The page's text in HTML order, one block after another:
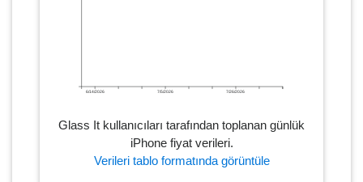
6/14/2026 7/5/2026 7/26/2026
Glass It kullanıcıları tarafından toplanan günlük
iPhone fiyat verileri.
Verileri tablo formatında görüntüle